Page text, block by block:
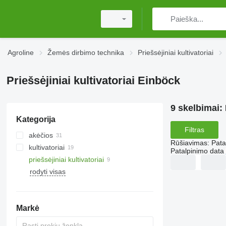
Agroline Žemės dirbimo technika Priešsėjiniai kultivatoriai
Priešsėjiniai kultivatoriai Einböck
Kategorija
akėčios
spyruoklinių virbalų akėčios
aktyvios akėčios
diskinės akėčios
kultivatoriai
priešsėjiniai kultivatoriai
rodyti visas
Markė
9 skelbimai:
Filtras
Rūšiavimas:
Patalpinimo data